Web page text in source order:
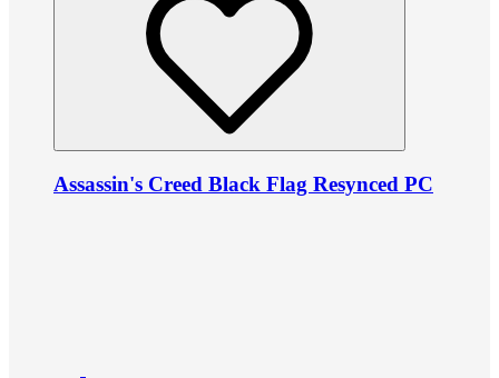
Assassin's Creed Black Flag Resynced PC